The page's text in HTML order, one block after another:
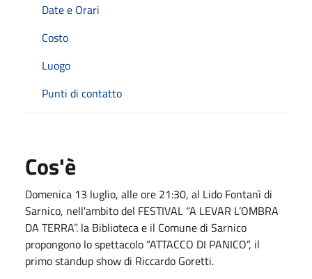
Date e Orari
Costo
Luogo
Punti di contatto
Cos'è
Domenica 13 luglio, alle ore 21:30, al Lido Fontanì di
Sarnico, nell'ambito del FESTIVAL “A LEVAR L’OMBRA
DA TERRA”. la Biblioteca e il Comune di Sarnico
propongono lo spettacolo “ATTACCO DI PANICO”, il
primo standup show di Riccardo Goretti.